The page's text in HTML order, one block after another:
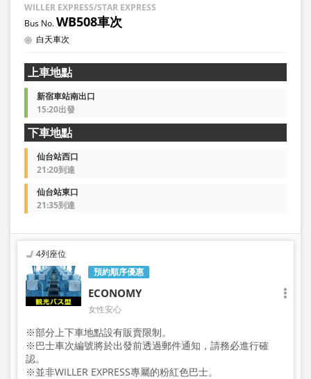
WILLER EXPRESS/STAR EXPRESS
WB508車次
白天車次
上車地點
新宿車站南出口
15:20出發
下車地點
仙台站西口
21:20到達
仙台站東口
21:35到達
預約順序優惠
4列座位
ECONOMY
女性安心
※部分上下車地點設有販賣限制。
※巴士車次編號將於出發前透過郵件通知，請務必進行確
認。
※並非WILLER EXPRESS專屬的粉紅色巴士。